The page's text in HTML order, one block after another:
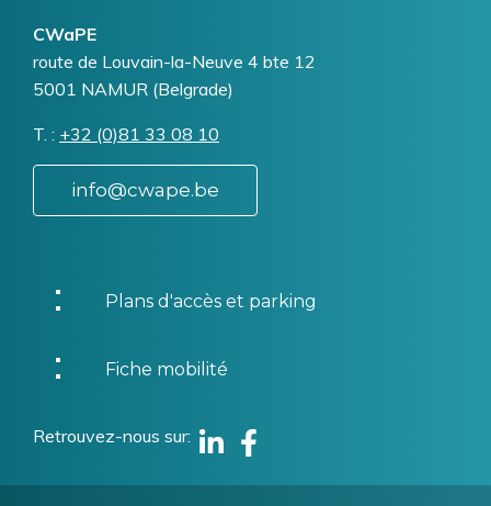
CWaPE
Addresse
route de Louvain-la-Neuve 4 bte 12
5001 NAMUR (Belgrade)
T. Téléphone
+32 (0)81 33 08 10
info@cwape.be
Plans d'accès et parking
Fiche mobilité
Retrouvez-nous sur
Linkedin
Facebook